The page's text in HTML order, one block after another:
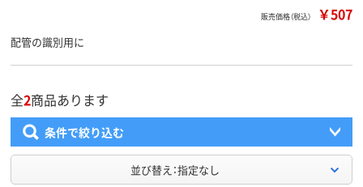
販売価格（税込） ￥507
配管の識別用に
全2商品あります
条件で絞り込む
並び替え：指定なし